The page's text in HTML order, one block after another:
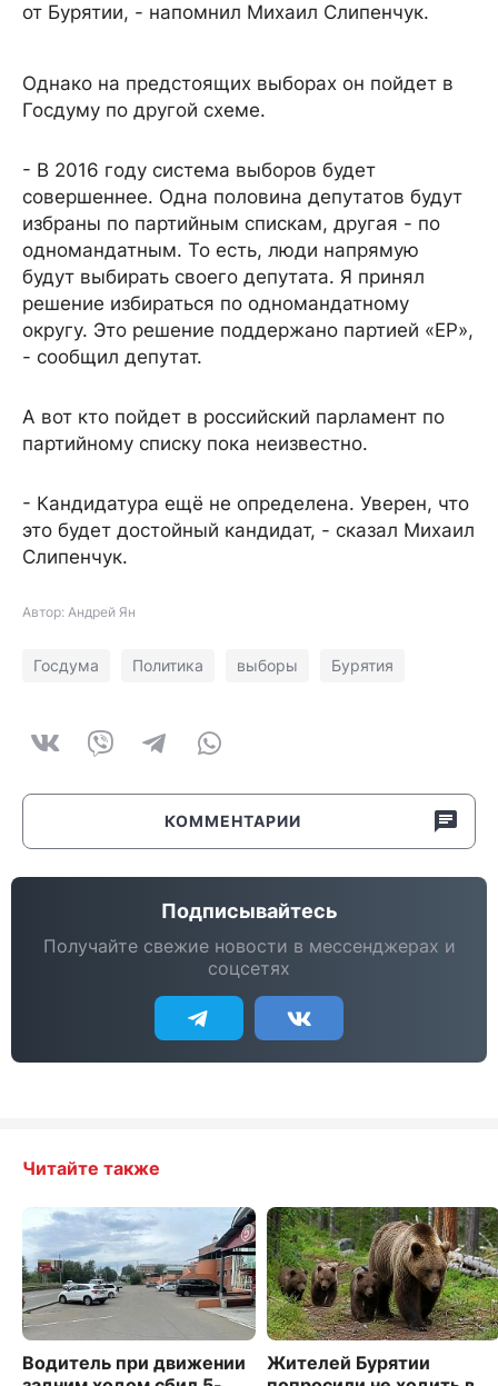
от Бурятии, - напомнил Михаил Слипенчук.
Однако на предстоящих выборах он пойдет в
Госдуму по другой схеме.
- В 2016 году система выборов будет
совершеннее. Одна половина депутатов будут
избраны по партийным спискам, другая - по
одномандатным. То есть, люди напрямую
будут выбирать своего депутата. Я принял
решение избираться по одномандатному
округу. Это решение поддержано партией «ЕР»,
- сообщил депутат.
А вот кто пойдет в российский парламент по
партийному списку пока неизвестно.
- Кандидатура ещё не определена. Уверен, что
это будет достойный кандидат, - сказал Михаил
Слипенчук.
Автор: Андрей Ян
Госдума Политика выборы Бурятия
КОММЕНТАРИИ
Подписывайтесь
Получайте свежие новости в мессенджерах и
соцсетях
Читайте также
Водитель при движении
Жителей Бурятии